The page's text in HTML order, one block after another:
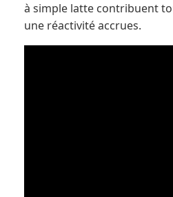
à simple latte contribuent
une réactivité accrues.